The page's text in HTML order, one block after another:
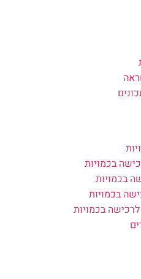
בכמויות
בכמויות
בכמויות
בכמויות